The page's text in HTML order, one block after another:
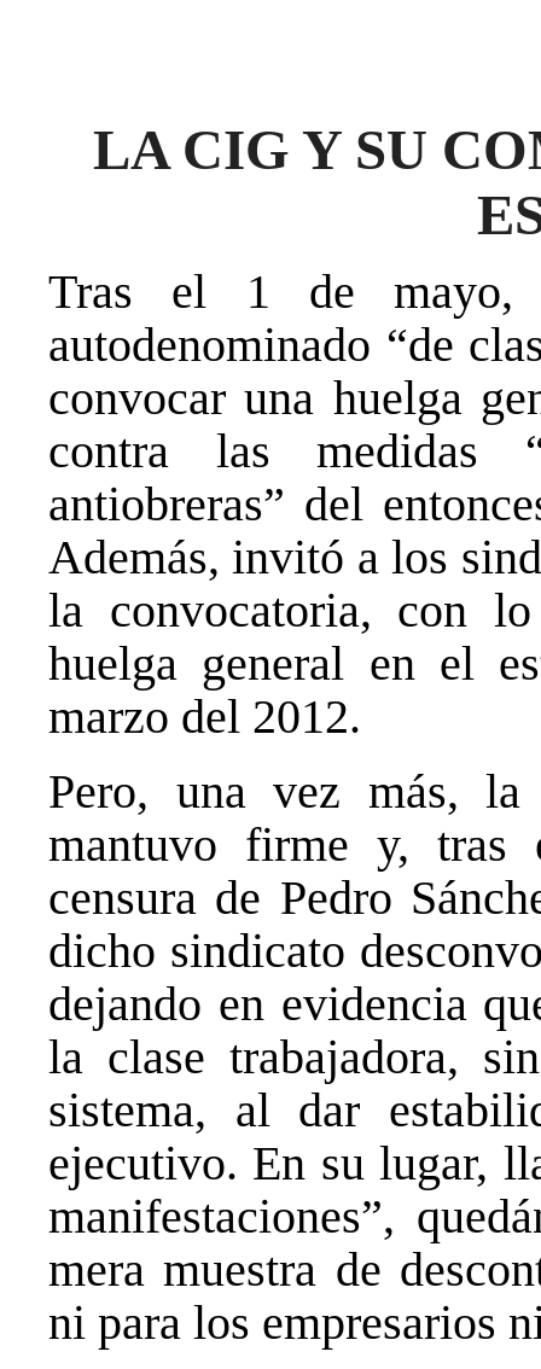
LA CIG Y SU
Tras el 1 de mayo,
autodenominado “de
convocar una huelga
contra las medidas
antiobreras” del
Además, invitó a los
la convocatoria, con
huelga general en el
marzo del 2012.
Pero, una vez más, la
mantuvo firme y,
censura de Pedro
dicho sindicato
dejando en evidencia
la clase trabajadora,
sistema, al dar
ejecutivo. En su lugar,
manifestaciones”,
mera muestra de
ni para los empresarios